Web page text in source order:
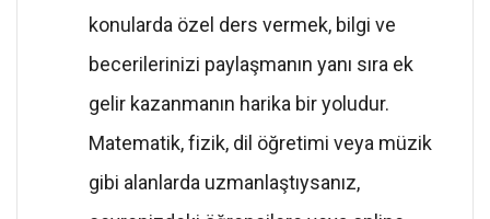
konularda özel ders vermek, bilgi ve
becerilerinizi paylaşmanın yanı sıra ek
gelir kazanmanın harika bir yoludur.
Matematik, fizik, dil öğretimi veya müzik
gibi alanlarda uzmanlaştıysanız,